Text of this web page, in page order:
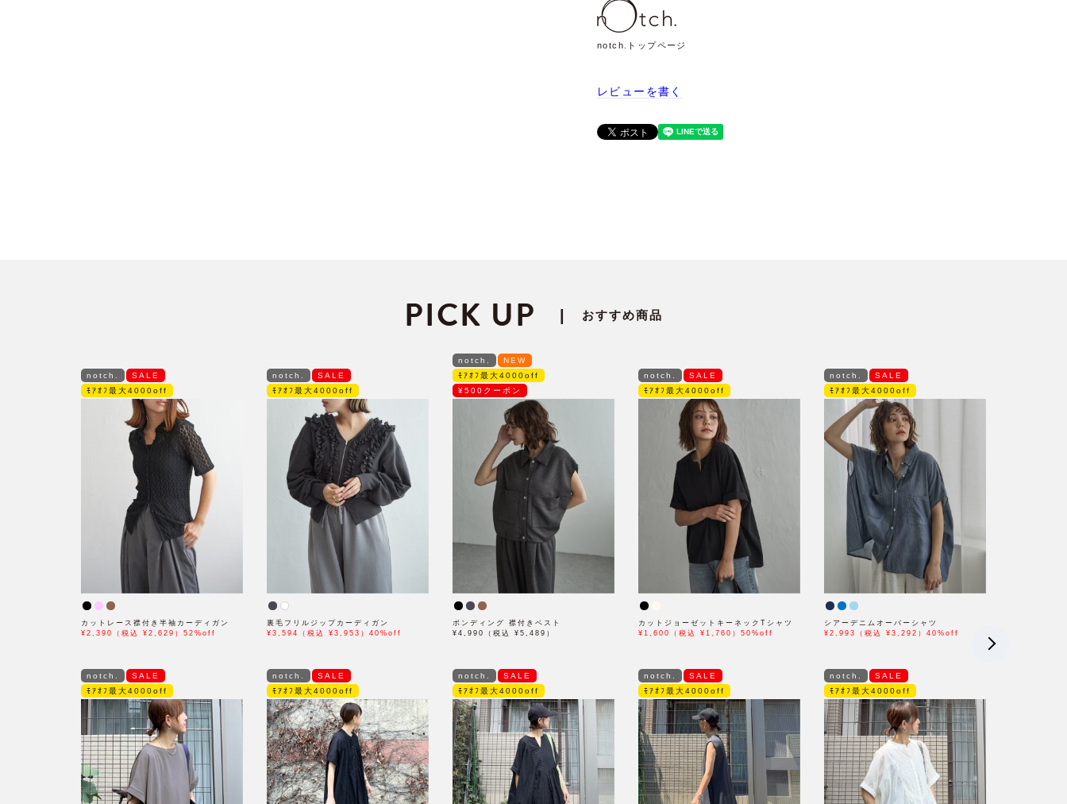
notch.トップページ
レビューを書く
PICK UP おすすめ商品
notch.
SALE
ﾓｱｵﾌ最大4000off
カットレース襟付き半袖カーディガン
¥2,390（税込 ¥2,629）52%off
notch.
SALE
ﾓｱｵﾌ最大4000off
裏毛フリルジップカーディガン
¥3,594（税込 ¥3,953）40%off
notch.
NEW
ﾓｱｵﾌ最大4000off
¥500クーポン
ボンディング 襟付きベスト
¥4,990（税込 ¥5,489）
notch.
SALE
ﾓｱｵﾌ最大4000off
カットジョーゼットキーネックTシャツ
¥1,600（税込 ¥1,760）50%off
notch.
SALE
ﾓｱｵﾌ最大4000off
シアーデニムオーバーシャツ
¥2,993（税込 ¥3,292）40%off
notch.
SALE
ﾓｱｵﾌ最大4000off
notch.
SALE
ﾓｱｵﾌ最大4000off
notch.
SALE
ﾓｱｵﾌ最大4000off
notch.
SALE
ﾓｱｵﾌ最大4000off
notch.
SALE
ﾓｱｵﾌ最大4000off